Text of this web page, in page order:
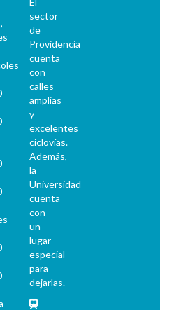
sector
de
Providencia
cuenta
con
calles
amplias
y
excelentes
ciclovías.
Además,
la
Universidad
cuenta
con
un
lugar
especial
para
dejarlas.